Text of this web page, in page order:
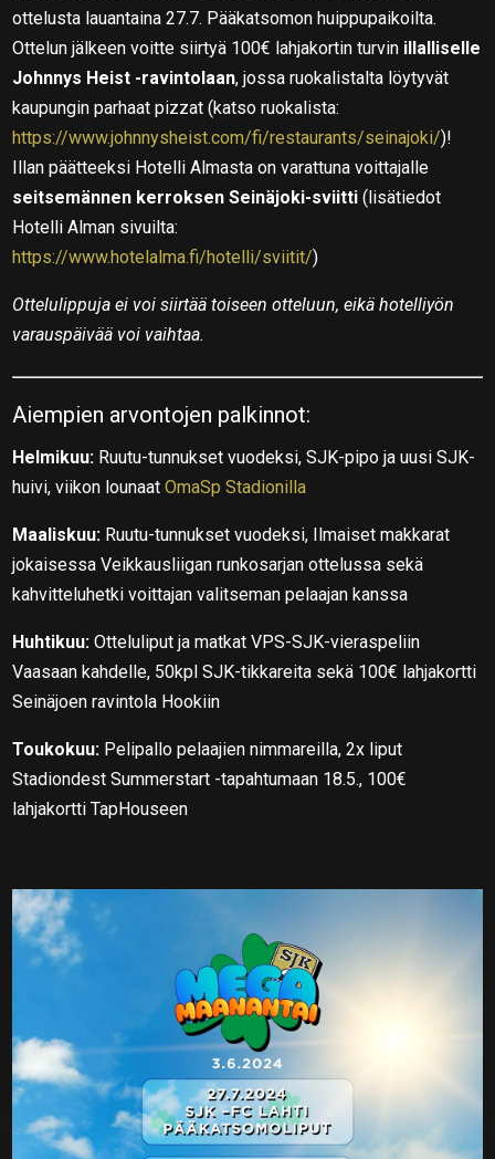
ottelusta lauantaina 27.7. Pääkatsomon huippupaikoilta.
Ottelun jälkeen voitte siirtyä 100€ lahjakortin turvin illalliselle
Johnnys Heist -ravintolaan, jossa ruokalistalta löytyvät
kaupungin parhaat pizzat (katso ruokalista:
https://www.johnnysheist.com/fi/restaurants/seinajoki/)!
Illan päätteeksi Hotelli Almasta on varattuna voittajalle
seitsemännen kerroksen Seinäjoki-sviitti (lisätiedot
Hotelli Alman sivuilta:
https://www.hotelalma.fi/hotelli/sviitit/)
Ottelulippuja ei voi siirtää toiseen otteluun, eikä hotelliyön
varauspäivää voi vaihtaa.
Aiempien arvontojen palkinnot:
Helmikuu: Ruutu-tunnukset vuodeksi, SJK-pipo ja uusi SJK-
huivi, viikon lounaatOmaSp Stadionilla
Maaliskuu: Ruutu-tunnukset vuodeksi, Ilmaiset makkarat
jokaisessa Veikkausliigan runkosarjan ottelussa sekä
kahvitteluhetki voittajan valitseman pelaajan kanssa
Huhtikuu: Otteluliput ja matkat VPS-SJK-vieraspeliin
Vaasaan kahdelle, 50kpl SJK-tikkareita sekä 100€ lahjakortti
Seinäjoen ravintola Hookiin
Toukokuu: Pelipallo pelaajien nimmareilla, 2x liput
Stadiondest Summerstart -tapahtumaan 18.5., 100€
lahjakortti TapHouseen